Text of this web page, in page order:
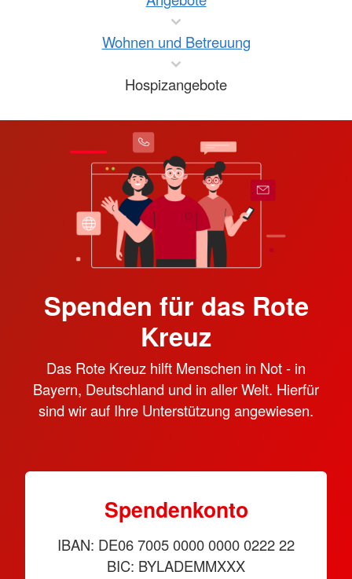
Wohnen und Betreuung
Hospizangebote
Spenden für das Rote
Kreuz
Das Rote Kreuz hilft Menschen in Not - in
Bayern, Deutschland und in aller Welt. Hierfür
sind wir auf Ihre Unterstützung angewiesen.
Spendenkonto
IBAN: DE06 7005 0000 0000 0222 22
BIC: BYLADEMMXXX